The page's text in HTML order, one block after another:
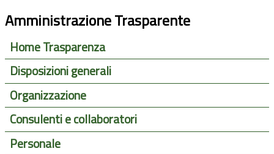
Amministrazione Trasparente
Home Trasparenza
Disposizioni generali
Organizzazione
Consulenti e collaboratori
Personale